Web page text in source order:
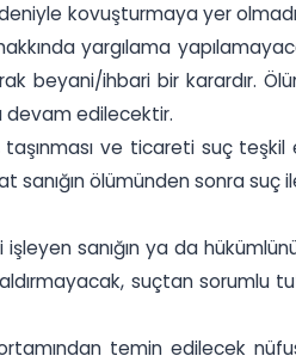
kovuşturmaya yer
yargılama
beyani/ihbari bir karardır.
devam edilecektir.
taşınması ve ticareti suç
ölümünden sonra suç
sanığın ya da
suçtan sorumlu
temin edilecek